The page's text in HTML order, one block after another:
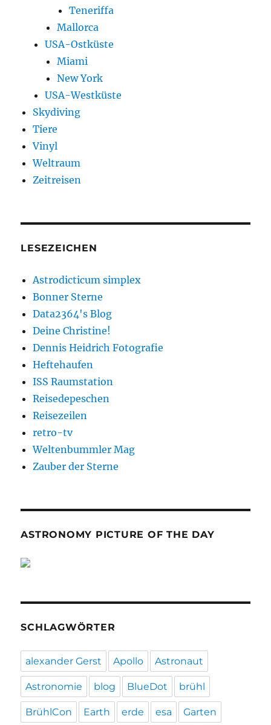
Teneriffa
Mallorca
USA-Ostküste
Miami
New York
USA-Westküste
Skydiving
Tiere
Vinyl
Weltraum
Zeitreisen
LESEZEICHEN
Astrodicticum simplex
Bonner Sterne
Data2364's Blog
Deine Christine!
Dennis Heidrich Fotografie
Heftehaufen
ISS Raumstation
Reisedepeschen
Reisezeilen
retro-tv
Weltenbummler Mag
Zauber der Sterne
ASTRONOMY PICTURE OF THE DAY
SCHLAGWÖRTER
alexander Gerst Apollo Astronaut
Astronomie blog BlueDot brühl
BrühlCon Earth erde esa Garten